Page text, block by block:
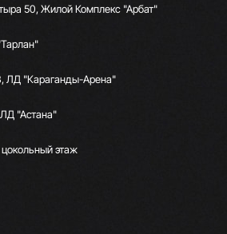
50, Жилой Комплекс "Арбат"
​ЛД "Караганды-Арена"
"Астана"
этаж